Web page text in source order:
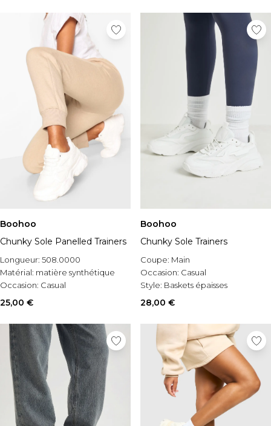
Boohoo
Chunky Sole Panelled Trainers
Longueur: 508.0000
Matérial: matière synthétique
Occasion: Casual
25,00 €
Boohoo
Chunky Sole Trainers
Coupe: Main
Occasion: Casual
Style: Baskets épaisses
28,00 €